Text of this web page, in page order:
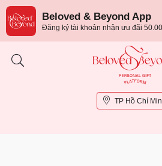
Beloved & Beyond App
Đăng ký tài khoản nhận ưu đãi
TP Hồ Chí